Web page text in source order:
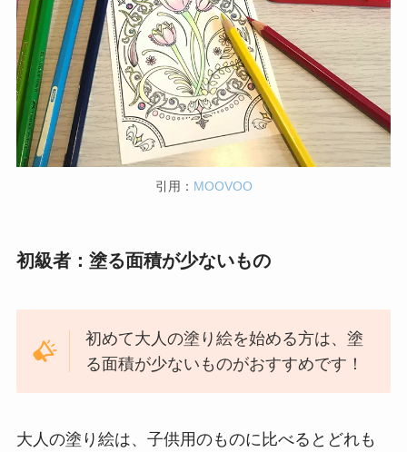
引用： MOOVOO
初級者：塗る面積が少ないもの
初めて大人の塗り絵を始める方は、塗
る面積が少ないものがおすすめです！
大人の塗り絵は、子供用のものに比べるとどれも